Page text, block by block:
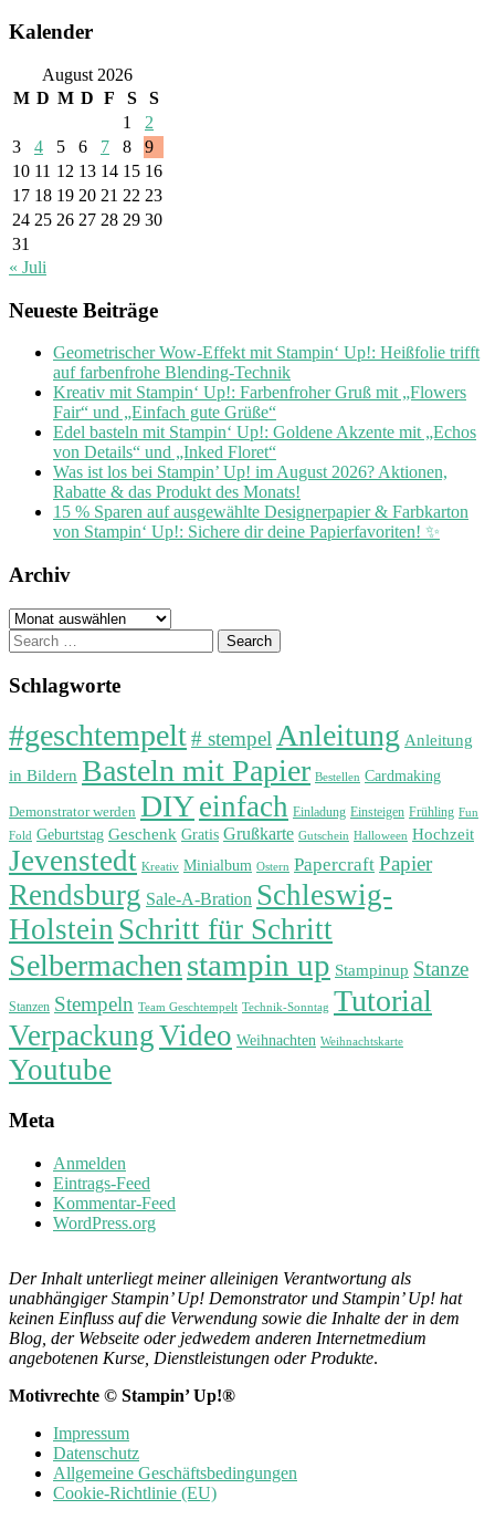
Kalender
August 2026
M D M D F S
S
1
2
3
4 5 6 7 8
9
10 11 12 13 14 15 16
17 18 19 20 21 22 23
24 25 26 27 28 29 30
31
« Juli
Neueste Beiträge
Geometrischer Wow-Effekt mit Stampin‘ Up!: Heißfolie trifft
auf farbenfrohe Blending-Technik
Kreativ mit Stampin‘ Up!: Farbenfroher Gruß mit „Flowers
Fair“ und „Einfach gute Grüße“
Edel basteln mit Stampin‘ Up!: Goldene Akzente mit „Echos
von Details“ und „Inked Floret“
Was ist los bei Stampin’ Up! im August 2026? Aktionen,
Rabatte & das Produkt des Monats!
15 % Sparen auf ausgewählte Designerpapier & Farbkarton
von Stampin‘ Up!: Sichere dir deine Papierfavoriten! ✨
Archiv
Archiv
Search
for:
Schlagworte
#geschtempelt# stempelAnleitung Anleitung
in Bildern Basteln mit Papier Bestellen Cardmaking
Demonstrator werden DIYeinfach Einladung Einsteigen Frühling Fun
Fold Geburtstag Geschenk Gratis Grußkarte Gutschein Halloween Hochzeit
Jevenstedt Kreativ Minialbum Ostern Papercraft Papier
Rendsburg Sale-A-Bration Schleswig-
Holstein Schritt für Schritt
Selbermachenstampin up Stampinup Stanze
Stanzen Stempeln Team Geschtempelt Technik-Sonntag Tutorial
VerpackungVideo Weihnachten Weihnachtskarte
Youtube
Meta
Anmelden
Eintrags-Feed
Kommentar-Feed
WordPress.org
Der Inhalt unterliegt meiner alleinigen Verantwortung als
unabhängiger Stampin’ Up! Demonstrator und Stampin’ Up! hat
keinen Einfluss auf die Verwendung sowie die Inhalte der in dem
Blog, der Webseite oder jedwedem anderen Internetmedium
angebotenen Kurse, Dienstleistungen oder Produkte.
Motivrechte © Stampin’ Up!®
Impressum
Datenschutz
Allgemeine Geschäftsbedingungen
Cookie-Richtlinie (EU)